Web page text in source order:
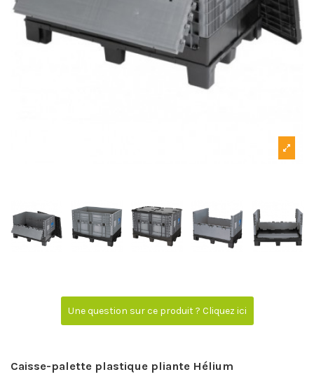
Une question sur ce produit ? Cliquez ici
Caisse-palette plastique pliante Hélium